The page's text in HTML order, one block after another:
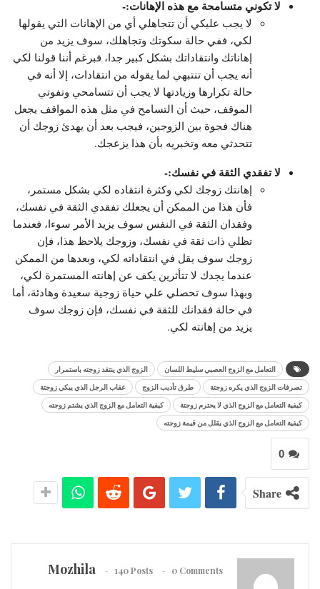
لا تكوني متسامحة مع هذه الإهانات:-
لا يجب عليكي أن تتجاهلي أي من الإهانات التي يقولها
لكي، ففي حالة سكوتك وتجاهلك، سوف يزيد من
إهاناتك وانتقاداتك بشكل كبير جدا، فبرغم أننا قولنا لكي
أنه يجب أن تنتبهي لما يقوله من انتقادات، إلا أنه في
حالة تكرارها وزيادتها لا يجب أن تتسامحي وتفوتي
الموقف، حيث أن التسامح في مثل هذه المواقف يجعل
هناك فجوة بين الزوجين، فيجب بعد أن يهدئ زوجك أن
تتحدثي معه وتخبريه بأن هذا يزعجك.
لا تفقدي الثقة في نفسك:-
إهانتك زوجك لكي وكثرة انتقاده لكي بشكل مستمر،
فأن هذا من الممكن أن يجعلك تفقدي الثقة في نفسك،
وفقدان الثقة في النفس سوف يزيد الأمر سوءا، فعندما
تظلي ذات ثقة في نفسك، وزوجك يلاحظ هذا، فإن
زوجك سوف يقل في انتقاداته لكي، وبعدها من الممكن
عندما يجدك لا تتأثرين يكف عن إهانته المستمرة لكي،
وبهذا سوف تحصلي علي حياة زوجية سعيدة وهادئة، أما
في حالة فقدانك للثقة في نفسك، فإن زوجك سوف
يزيد من إهانته لكي.
التعامل مع الزوج العصبي سليط اللسان
الزوج الذي ينتقد زوجته باستمرار
تصرفات الزوج الذي يكره زوجتة
طرق تأديب الزوج
عقاب الرجل الذي يبكي زوجتة
كيفية التعامل مع الزوج الذي لا يحترم زوجتة
كيفية التعامل مع الزوج الذي يشتم زوجته
كيفية التعامل مع الزوج الذي يقلل من قيمة زوجته
0
Share
Mozhila 140 Posts 0 Comments